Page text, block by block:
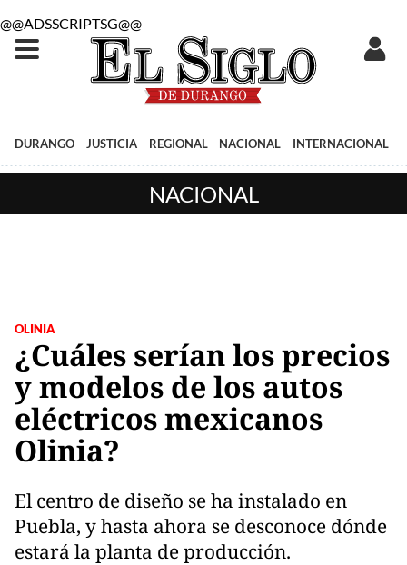
@@ADSSCRIPTSG@@
DURANGO JUSTICIA REGIONAL NACIONAL INTERNACIONAL
NACIONAL
OLINIA
¿Cuáles serían los precios
y modelos de los autos
eléctricos mexicanos
Olinia?
El centro de diseño se ha instalado en
Puebla, y hasta ahora se desconoce dónde
estará la planta de producción.